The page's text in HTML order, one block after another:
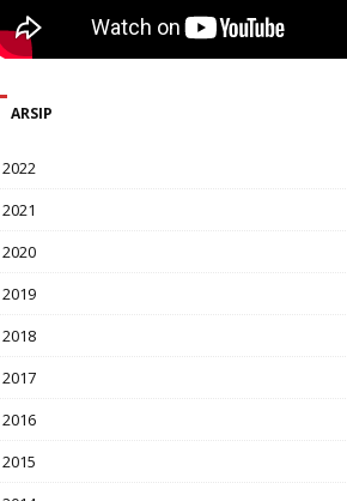
ARSIP
2022
2021
2020
2019
2018
2017
2016
2015